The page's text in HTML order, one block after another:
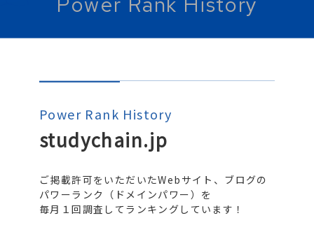
Power Rank History
studychain.jp
ご掲載許可をいただいたWebサイト、ブログの
パワーランク（ドメインパワー）を
毎月１回調査してランキングしています！